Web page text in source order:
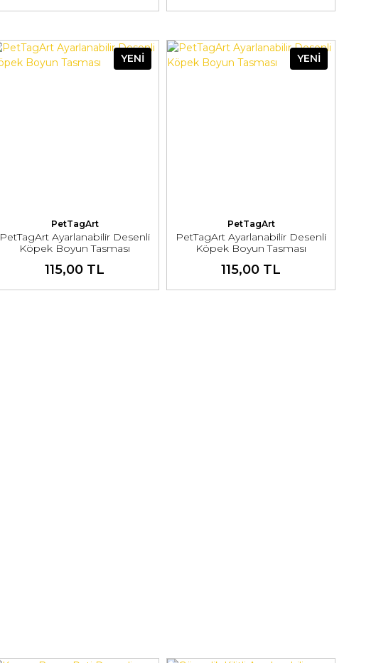
YENİ
PetTagArt
PetTagArt Ayarlanabilir Desenli
Köpek Boyun Tasması
115,00 TL
YENİ
PetTagArt
PetTagArt Ayarlanabilir Desenli
Köpek Boyun Tasması
115,00 TL